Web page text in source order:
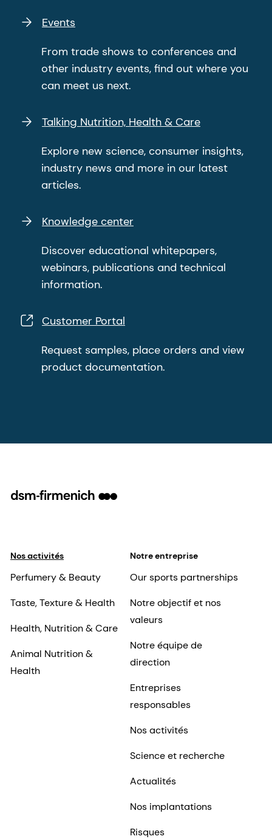
Events
From trade shows to conferences and
other industry events, find out where you
can meet us next.
Talking Nutrition, Health & Care
Explore new science, consumer insights,
industry news and more in our latest
articles.
Knowledge center
Discover educational whitepapers,
webinars, publications and technical
information.
Customer Portal
Request samples, place orders and view
product documentation.
Nos activités
Perfumery & Beauty
Taste, Texture & Health
Health, Nutrition & Care
Animal Nutrition &
Health
Notre entreprise
Our sports partnerships
Notre objectif et nos
valeurs
Notre équipe de
direction
Entreprises
responsables
Nos activités
Science et recherche
Actualités
Nos implantations
Risques